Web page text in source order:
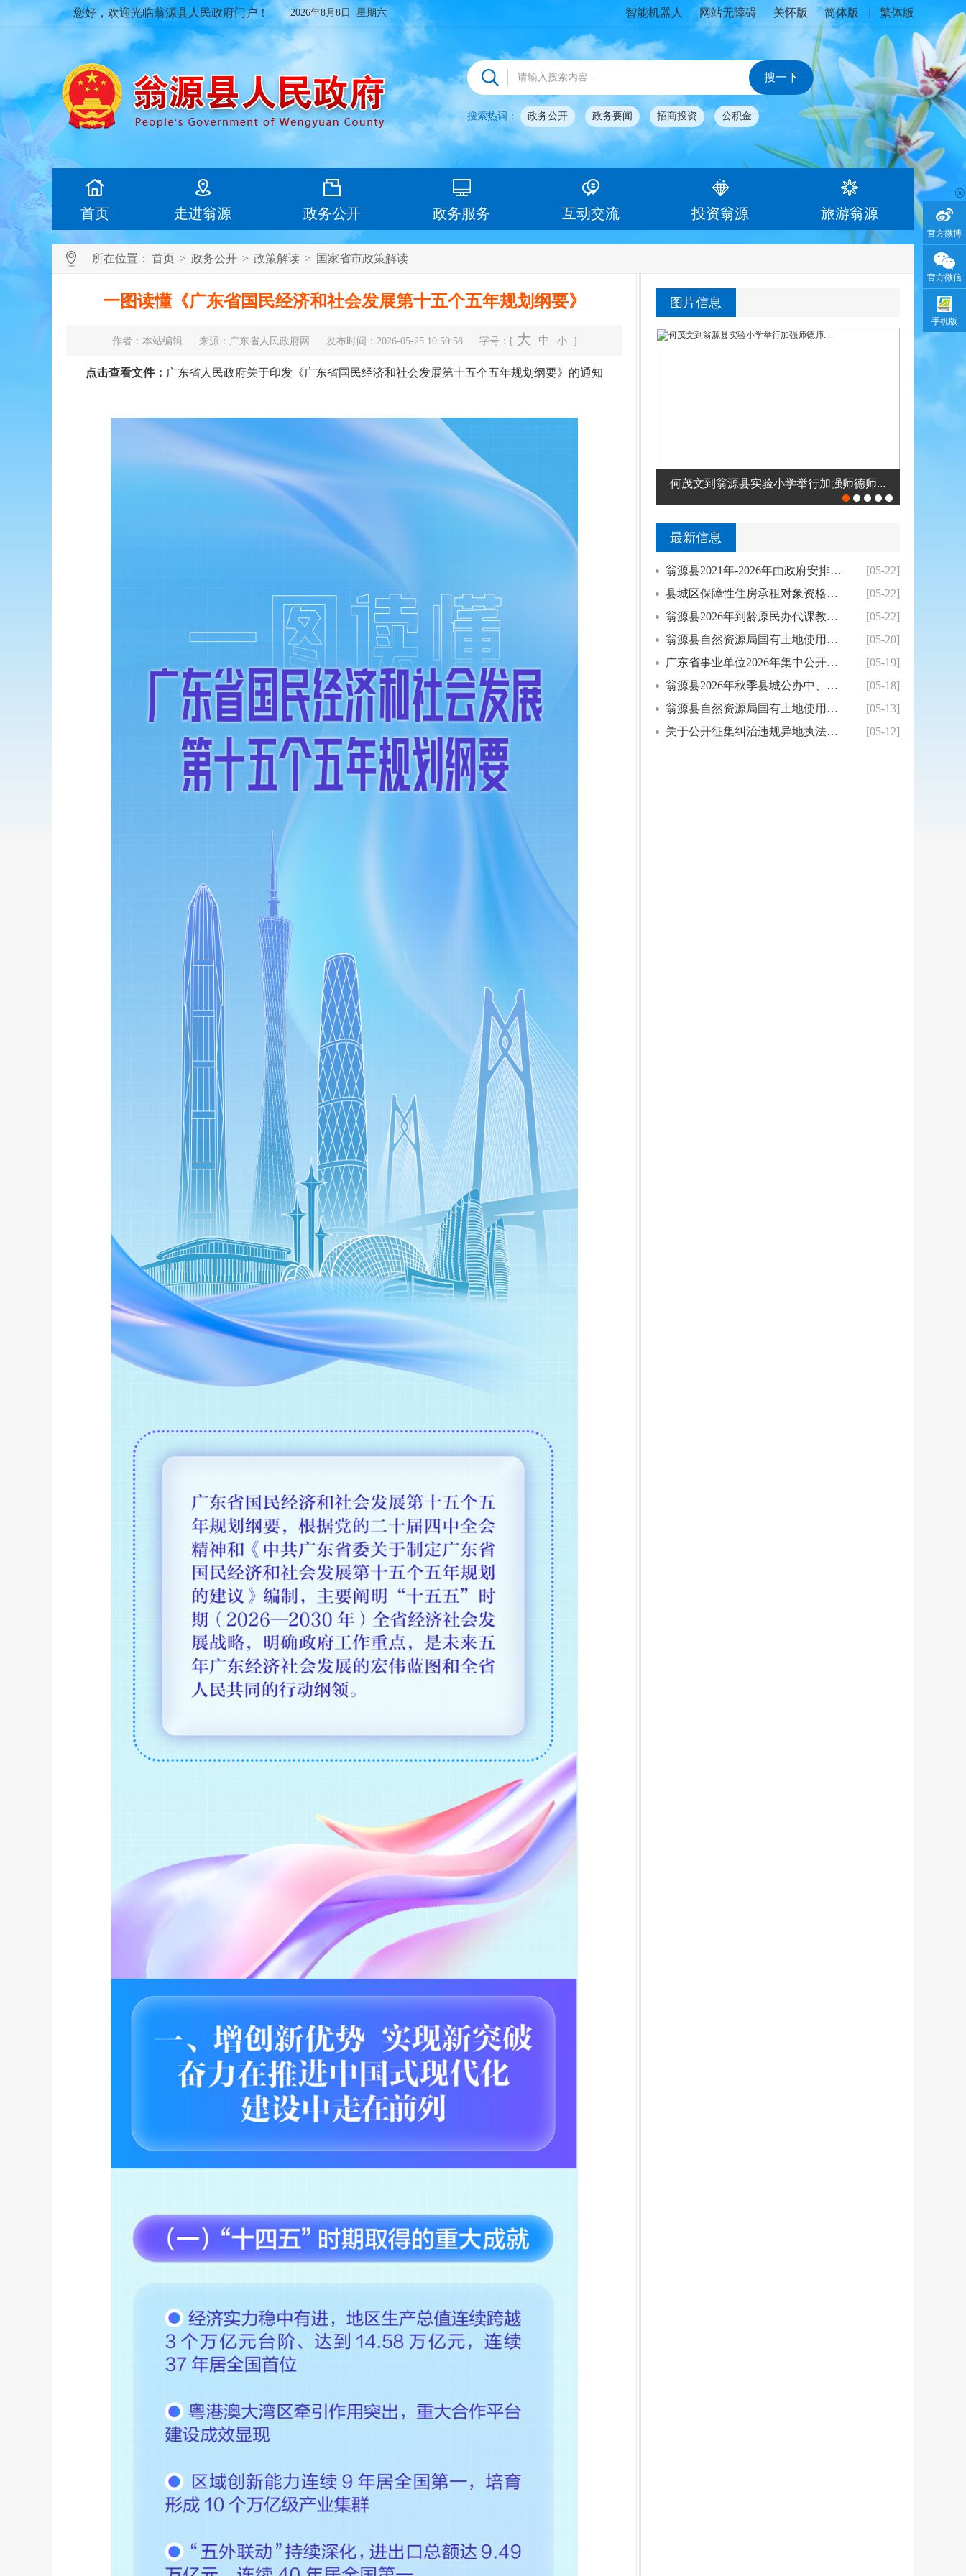
官方微博
官方微信
手机版
您好，欢迎光临翁源县人民政府门户！ 2026年8月8日 星期六 智能机器人 网站无障碍 关怀版 简体版 繁体版
搜索热词： 政务公开 政务要闻 招商投资 公积金
首页 走进翁源 政务公开 政务服务 互动交流 投资翁源 旅游翁源
所在位置： 首页 > 政务公开 > 政策解读 > 国家省市政策解读
一图读懂《广东省国民经济和社会发展第十五个五年规划纲要》
作者：本站编辑 来源：广东省人民政府网 发布时间：2026-05-25 10:50:58 字号：[ 大 中 小 ]
点击查看文件： 广东省人民政府关于印发《广东省国民经济和社会发展第十五个五年规划纲要》的通知
图片信息
何茂文到翁源县实验小学举行加强师德师... 高忠调研督导在建项目建设和安全生产工...
最新信息
翁源县2021年-2026年由政府安排工作退...
[05-22]
县城区保障性住房承租对象资格审核结果公示
[05-22]
翁源县2026年到龄原民办代课教师生活困难补...
[05-22]
翁源县自然资源局国有土地使用权挂牌出让公告(...
[05-20]
广东省事业单位2026年集中公开招聘高校毕业...
[05-19]
翁源县2026年秋季县城公办中、小学招生公告
[05-18]
翁源县自然资源局国有土地使用权招拍挂出让成交...
[05-13]
关于公开征集纠治违规异地执法、趋利性执法以及...
[05-12]